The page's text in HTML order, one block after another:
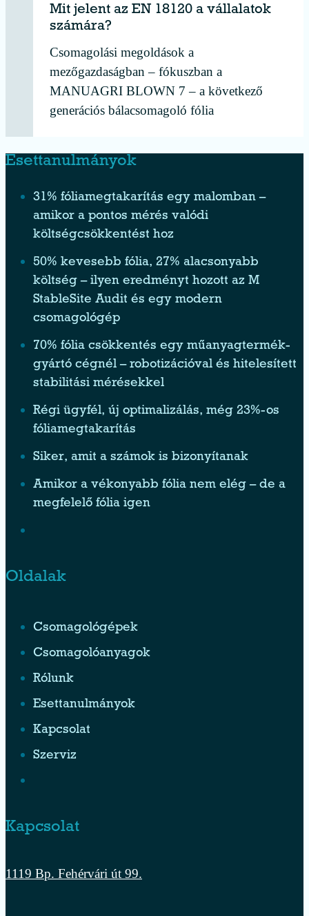
Mit jelent az EN 18120 a vállalatok
számára?
Csomagolási megoldások a
mezőgazdaságban – fókuszban a
MANUAGRI BLOWN 7 – a következő
generációs bálacsomagoló fólia
Esettanulmányok
31% fóliamegtakarítás egy malomban –
amikor a pontos mérés valódi
költségcsökkentést hoz
50% kevesebb fólia, 27% alacsonyabb
költség – ilyen eredményt hozott az M
StableSite Audit és egy modern
csomagológép
70% fólia csökkentés egy műanyagtermék-
gyártó cégnél – robotizációval és hitelesített
stabilitási mérésekkel
Régi ügyfél, új optimalizálás, még 23%-os
fóliamegtakarítás
Siker, amit a számok is bizonyítanak
Amikor a vékonyabb fólia nem elég – de a
megfelelő fólia igen
Oldalak
Csomagológépek
Csomagolóanyagok
Rólunk
Esettanulmányok
Kapcsolat
Szerviz
Kapcsolat
1119 Bp. Fehérvári út 99.